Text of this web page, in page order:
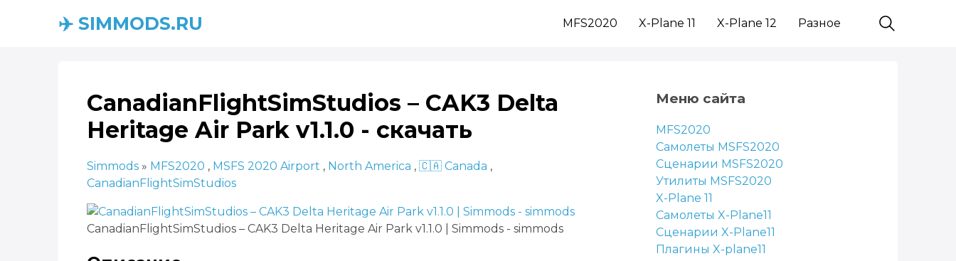
✈️ SIMMODS.RU MFS2020 X-Plane 11 X-Plane 12 Разное
CanadianFlightSimStudios – CAK3 Delta
Heritage Air Park v1.1.0 - скачать
Simmods » MFS2020 , MSFS 2020 Airport , North America , 🇨🇦 Canada ,
CanadianFlightSimStudios
CanadianFlightSimStudios – CAK3 Delta Heritage Air Park v1.1.0 | Simmods - simmods
Меню сайта
MFS2020
Самолеты MSFS2020
Сценарии MSFS2020
Утилиты MSFS2020
X-Plane 11
Самолеты X-Plane11
Сценарии X-Plane11
Плагины X-plane11